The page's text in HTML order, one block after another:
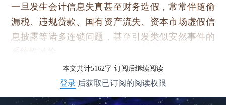
一旦发生会计信息失真甚至财务造假，常常伴随偷
漏税、违规贷款、国有资产流失、资本市场虚假信
息披露等诸多连锁问题，甚至引发类似安然事件的
系统性风险。
本文共计5162字 订阅后继续阅读
登录 后获取已订阅的阅读权限